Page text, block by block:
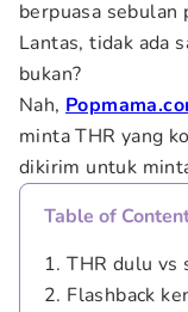
berpuasa sebulan
Lantas, tidak ada
bukan?
Nah,
minta THR yang
dikirim untuk
Table of
1. THR dulu vs
2. Flashback